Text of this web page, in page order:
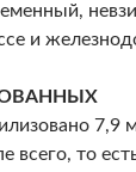
и
7,9
всего, то